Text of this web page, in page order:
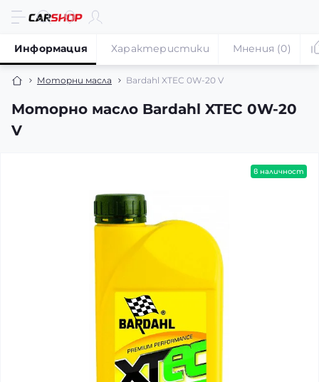
Моторни масла Bardahl XTEC 0W-20 V
Моторно масло Bardahl XTEC 0W-20
V
Информация Характеристики Мнения (0)
в наличност